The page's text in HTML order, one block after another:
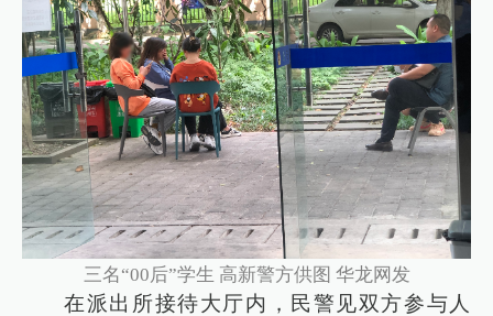
三名“00后”学生 高新警方供图 华龙网发
在派出所接待大厅内，民警见双方参与人